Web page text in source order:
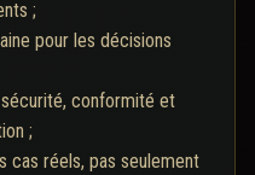
;
pour les décisions
conformité et
;
cas réels, pas seulement